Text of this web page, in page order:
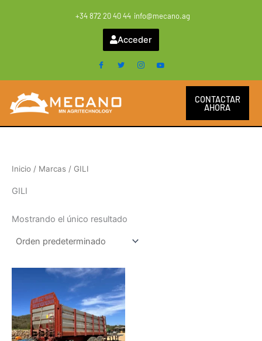
+34 872 20 40 44 info@mecano.ag
Acceder
CONTACTAR
AHORA
Inicio / Marcas / GILI
GILI
Mostrando el único resultado
tiene
múltiples
variantes.